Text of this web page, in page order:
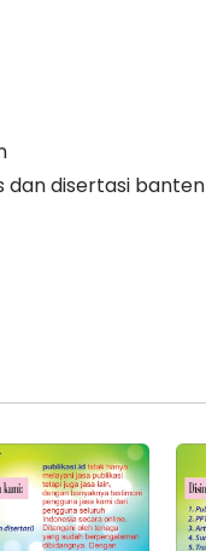
dan disertasi banten